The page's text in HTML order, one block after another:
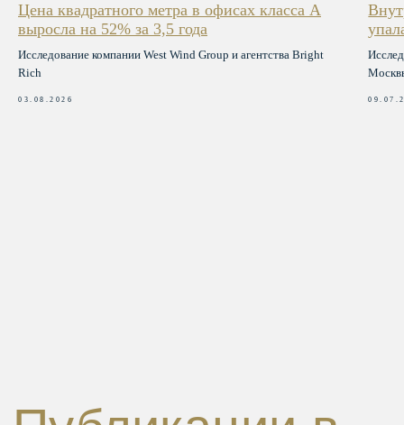
Цена квадратного метра в офисах класса А
выросла на 52% за 3,5 года
Исследование компании West Wind Group и агентства Bright
Rich
03.08.2026